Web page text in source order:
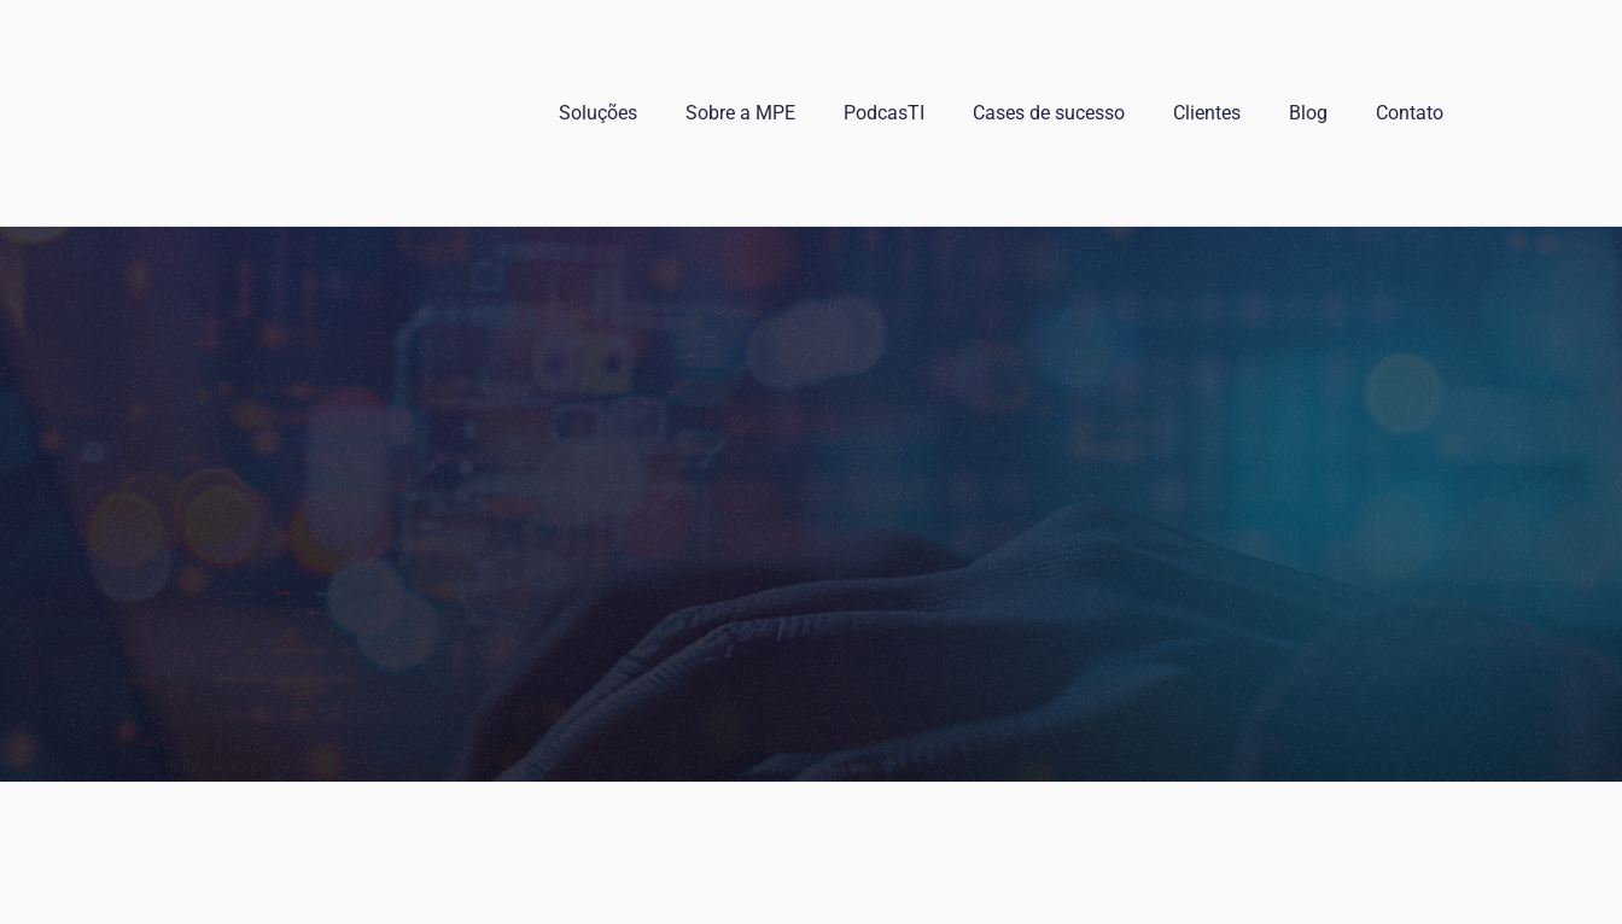
Soluções Sobre a MPE PodcasTI Cases de sucesso Clientes Blog Contato